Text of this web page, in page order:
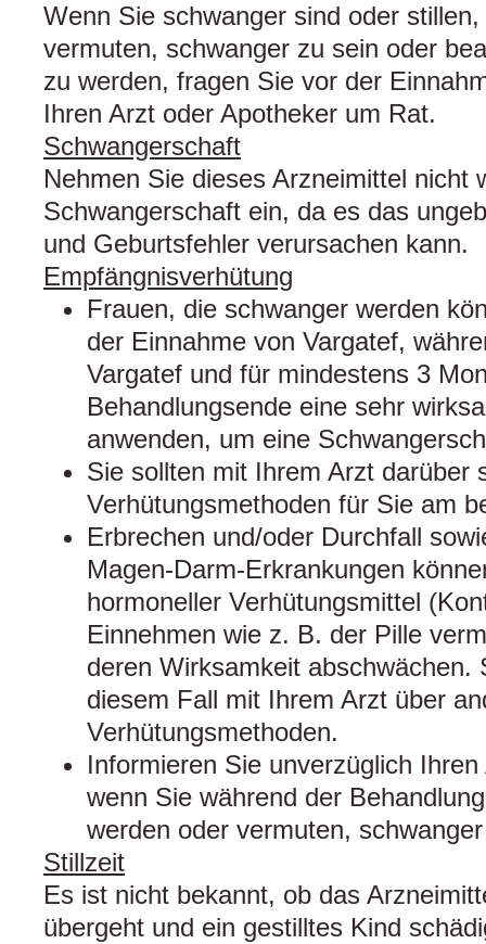
Wenn Sie schwanger sind oder
vermuten, schwanger zu sein oder
zu werden, fragen Sie vor der
Ihren Arzt oder Apotheker um Rat.
Schwangerschaft
Nehmen Sie dieses Arzneimittel nicht
Schwangerschaft ein, da es das
und Geburtsfehler verursachen kann.
Empfängnisverhütung
Frauen, die schwanger werden
der Einnahme von Vargatef,
Vargatef und für mindestens 3
Behandlungsende eine sehr
anwenden, um eine
Sie sollten mit Ihrem Arzt darüber
Verhütungsmethoden für Sie am
Erbrechen und/oder Durchfall
Magen‑Darm‑Erkrankungen
hormoneller Verhütungsmittel
Einnehmen wie z. B. der Pille
deren Wirksamkeit abschwächen.
diesem Fall mit Ihrem Arzt über
Verhütungsmethoden.
Informieren Sie unverzüglich
wenn Sie während der
werden oder vermuten,
Stillzeit
Es ist nicht bekannt, ob das
übergeht und ein gestilltes Kind